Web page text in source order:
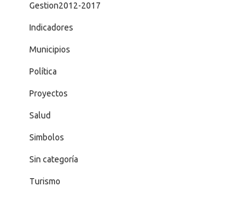
Gestion2012-2017
Indicadores
Municipios
Política
Proyectos
Salud
Simbolos
Sin categoría
Turismo